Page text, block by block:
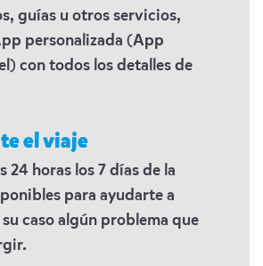
guías u otros servicios,
personalizada (App
con todos los detalles de
el viaje
24 horas los 7 días de la
para ayudarte a
caso algún problema que